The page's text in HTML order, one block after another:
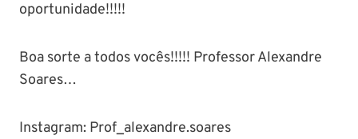
oportunidade!!!!!
Boa sorte a todos vocês!!!!! Professor Alexandre
Soares…
Instagram: Prof_alexandre.soares